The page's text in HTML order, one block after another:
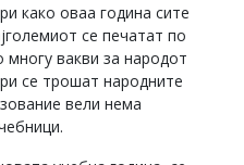
како оваа година сите
се печатат по
многу вакви за народот
се трошат народните
вели нема